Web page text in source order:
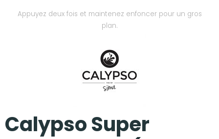
Appuyez deux fois et maintenez enfoncer pour un gros
plan.
Calypso Super